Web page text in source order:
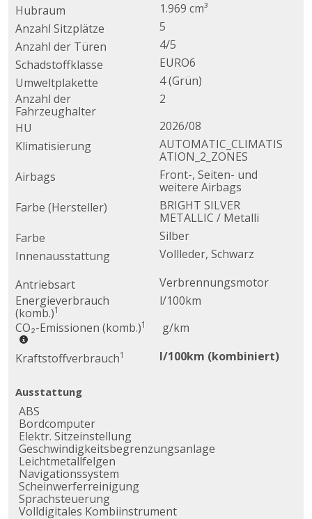
Hubraum
1.969 cm³
Anzahl Sitzplätze
5
Anzahl der Türen
4/5
Schadstoffklasse
EURO6
Umweltplakette
4 (Grün)
Anzahl der
Fahrzeughalter
2
HU
2026/08
Klimatisierung
AUTOMATIC_CLIMATIS
ATION_2_ZONES
Airbags
Front-, Seiten- und
weitere Airbags
Farbe (Hersteller)
BRIGHT SILVER
METALLIC / Metalli
Farbe
Silber
Innenausstattung
Vollleder, Schwarz
Antriebsart
Verbrennungsmotor
Energieverbrauch
(komb.)1
l/100km
CO₂-Emissionen (komb.)1
g/km
Kraftstoffverbrauch1 l/100km (kombiniert)
Ausstattung
ABS
Bordcomputer
Elektr. Sitzeinstellung
Geschwindigkeitsbegrenzungsanlage
Leichtmetallfelgen
Navigationssystem
Scheinwerferreinigung
Sprachsteuerung
Volldigitales Kombiinstrument